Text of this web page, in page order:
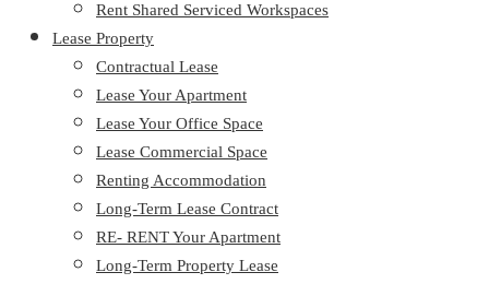
Rent Shared Serviced Workspaces
Lease Property
Contractual Lease
Lease Your Apartment
Lease Your Office Space
Lease Commercial Space
Renting Accommodation
Long-Term Lease Contract
RE- RENT Your Apartment
Long-Term Property Lease